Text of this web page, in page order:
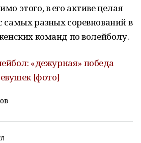
этого, в его активе целая
самых разных соревнований в
команд по волейболу.
«дежурная» победа
[фото]